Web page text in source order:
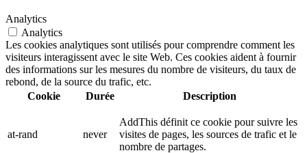
Analytics
Analytics
Les cookies analytiques sont utilisés pour comprendre comment les
visiteurs interagissent avec le site Web. Ces cookies aident à fournir
des informations sur les mesures du nombre de visiteurs, du taux de
rebond, de la source du trafic, etc.
Cookie
Durée Description
at-rand never
AddThis définit ce cookie pour suivre les
visites de pages, les sources de trafic et le
nombre de partages.